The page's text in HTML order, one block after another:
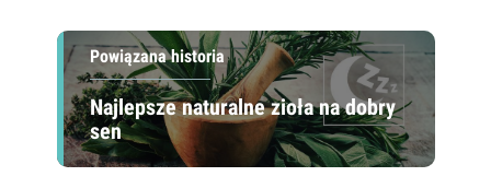
Powiązana historia
Najlepsze naturalne zioła na dobry
sen